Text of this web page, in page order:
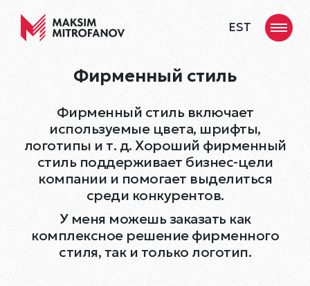
EST
Фирменный стиль
Фирменный стиль включает
используемые цвета, шрифты,
логотипы и т. д. Хороший фирменный
стиль поддерживает бизнес-цели
компании и помогает выделиться
среди конкурентов.
У меня можешь заказать как
комплексное решение фирменного
стиля, так и только логотип.